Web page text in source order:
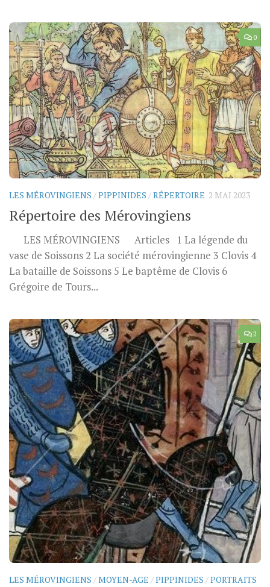
0
LES MÉROVINGIENS /PIPPINIDES /RÉPERTOIRE 2 MAI 2023
Répertoire des Mérovingiens
LES MÉROVINGIENS Articles 1 La légende du
vase de Soissons 2 La société mérovingienne 3 Clovis 4
La bataille de Soissons 5 Le baptême de Clovis 6
Grégoire de Tours...
2
LES MÉROVINGIENS /MOYEN-AGE /PIPPINIDES /PORTRAITS